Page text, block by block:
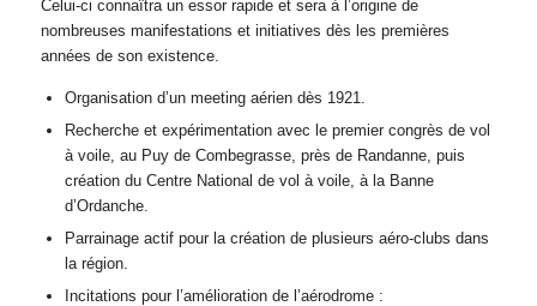
Celui-ci connaîtra un essor rapide et sera à l’origine de
nombreuses manifestations et initiatives dès les premières
années de son existence.
Organisation d’un meeting aérien dès 1921.
Recherche et expérimentation avec le premier congrès de vol
à voile, au Puy de Combegrasse, près de Randanne, puis
création du Centre National de vol à voile, à la Banne
d’Ordanche.
Parrainage actif pour la création de plusieurs aéro-clubs dans
la région.
Incitations pour l’amélioration de l’aérodrome :